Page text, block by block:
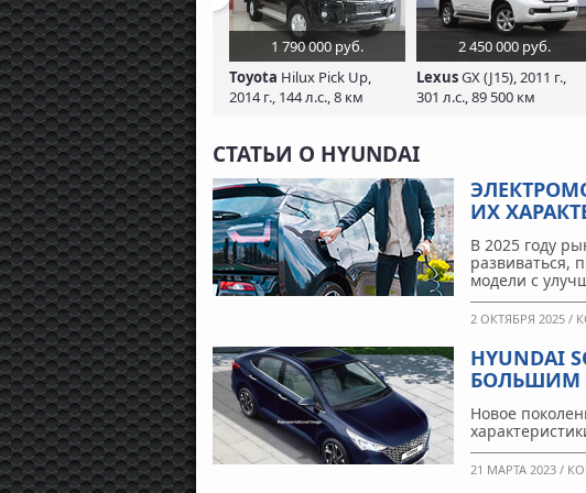
1 790 000 руб.
Toyota Hilux Pick Up,
2014 г., 144 л.с., 8 км
2 450 000 руб.
LexusGX (J15), 2011 г.,
301 л.с., 89 500 км
СТАТЬИ О HYUNDAI
ИХ
В 2025 году
развиваться,
модели с
2 ОКТЯБРЯ 2025 /
HYUNDAI
БОЛЬШИМ
Новое
21 МАРТА 2023 /